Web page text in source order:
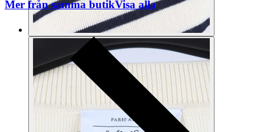
Mer från samma butikVisa alla